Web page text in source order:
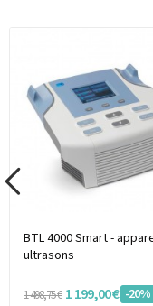
BTL 4000 Smart -
ultrasons
1 498,75 € 1 199,00 € -20%